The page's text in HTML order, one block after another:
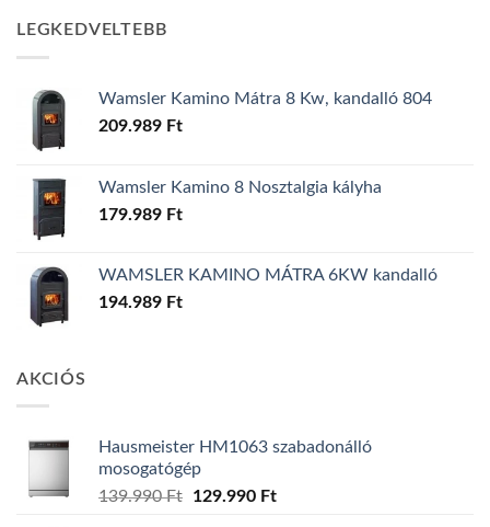
LEGKEDVELTEBB
Wamsler Kamino Mátra 8 Kw, kandalló 804
209.989 Ft
Wamsler Kamino 8 Nosztalgia kályha
179.989 Ft
WAMSLER KAMINO MÁTRA 6KW kandalló
194.989 Ft
AKCIÓS
Hausmeister HM1063 szabadonálló
mosogatógép
139.990Ft
Original
129.990 FtCurrent